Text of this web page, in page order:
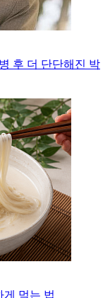
후 더 단단해진 박
게 먹는 법